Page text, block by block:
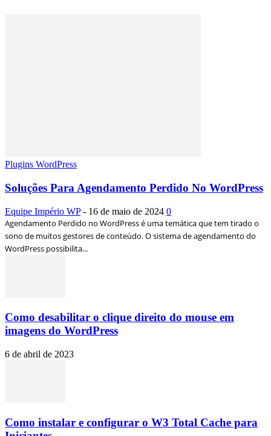
Plugins WordPress
Soluções Para Agendamento Perdido No WordPress
Equipe Império WP - 16 de maio de 2024 0
Agendamento Perdido no WordPress é uma temática que tem tirado o
sono de muitos gestores de conteúdo. O sistema de agendamento do
WordPress possibilita...
Como desabilitar o clique direito do mouse em
imagens do WordPress
6 de abril de 2023
Como instalar e configurar o W3 Total Cache para